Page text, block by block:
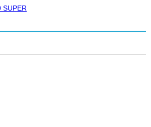
SUPER